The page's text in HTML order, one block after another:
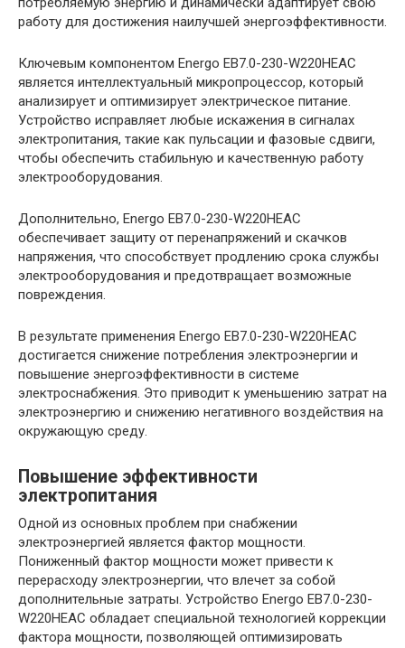
работу для достижения наилучшей энергоэффективности.
Ключевым компонентом Energo EB7.0-230-W220HЕAC
является интеллектуальный микропроцессор, который
анализирует и оптимизирует электрическое питание.
Устройство исправляет любые искажения в сигналах
электропитания, такие как пульсации и фазовые сдвиги,
чтобы обеспечить стабильную и качественную работу
электрооборудования.
Дополнительно, Energo EB7.0-230-W220HЕAC
обеспечивает защиту от перенапряжений и скачков
напряжения, что способствует продлению срока службы
электрооборудования и предотвращает возможные
повреждения.
В результате применения Energo EB7.0-230-W220HЕAC
достигается снижение потребления электроэнергии и
повышение энергоэффективности в системе
электроснабжения. Это приводит к уменьшению затрат на
электроэнергию и снижению негативного воздействия на
окружающую среду.
Повышение эффективности
электропитания
Одной из основных проблем при снабжении
электроэнергией является фактор мощности.
Пониженный фактор мощности может привести к
перерасходу электроэнергии, что влечет за собой
дополнительные затраты. Устройство Energo EB7.0-230-
W220HЕAC обладает специальной технологией коррекции
фактора мощности, позволяющей оптимизировать